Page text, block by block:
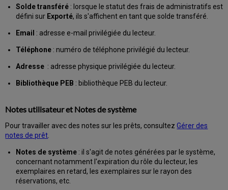
Marquer
un
comme
en
contestation
les
Supprimer
des
groupées
pour
les
prêts
Solde transféré: lorsque le statut des frais de administratifs est
défini sur Exporté, ils s'affichent en tant que solde transféré.
Email : adresse e-mail privilégiée du lecteur.
Téléphone: numéro de téléphone privilégié du lecteur.
Adresse : adresse physique privilégiée du lecteur.
Bibliothèque PEB : bibliothèque PEB du lecteur.
Notes utilisateur et Notes de système
Pour travailler avec des notes sur les prêts, consultezGérer des
notes de prêt.
Notes de système: il s'agit de notes générées par le système,
concernant notamment l'expiration du rôle du lecteur, les
exemplaires en retard, les exemplaires sur le rayon des
réservations, etc.